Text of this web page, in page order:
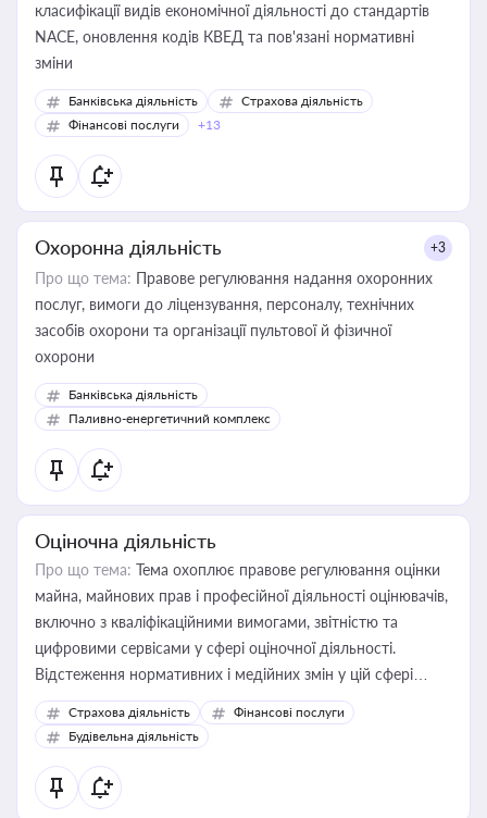
класифікації видів економічної діяльності до стандартів
NACE, оновлення кодів КВЕД та пов'язані нормативні
зміни
Банківська діяльність
Страхова діяльність
Фінансові послуги
+13
Охоронна діяльність +3
Про що тема: Правове регулювання надання охоронних
послуг, вимоги до ліцензування, персоналу, технічних
засобів охорони та організації пультової й фізичної
охорони
Банківська діяльність
Паливно-енергетичний комплекс
Оціночна діяльність
Про що тема: Тема охоплює правове регулювання оцінки
майна, майнових прав і професійної діяльності оцінювачів,
включно з кваліфікаційними вимогами, звітністю та
цифровими сервісами у сфері оціночної діяльності.
Відстеження нормативних і медійних змін у цій сфері
корисне для власника бізнесу, керівника, юриста або
бухгалтера під час оподаткування, приватизації, оренди
державного майна, корпоративних угод і перевірки
статусу суб'єктів оціночної діяльності
Страхова діяльність
Фінансові послуги
Будівельна діяльність